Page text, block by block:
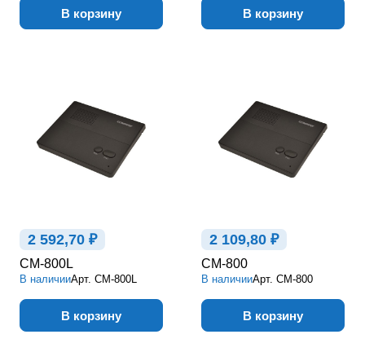
В корзину В корзину
2 592,70 ₽
CM-800L
В наличииАрт. CM-800L
В корзину
2 109,80 ₽
CM-800
В наличииАрт. CM-800
В корзину